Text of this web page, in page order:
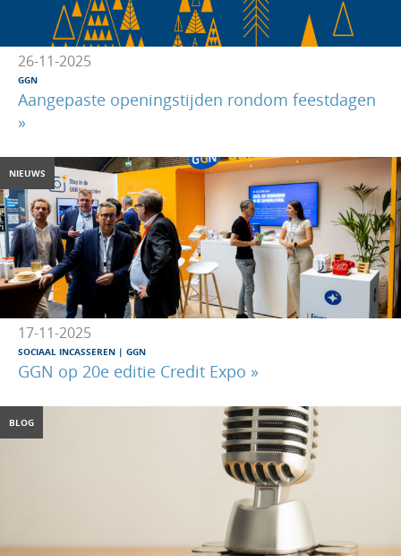
26-11-2025
GGN
Aangepaste openingstijden rondom feestdagen
»
NIEUWS
17-11-2025
SOCIAAL INCASSEREN GGN
GGN op 20e editie Credit Expo »
BLOG